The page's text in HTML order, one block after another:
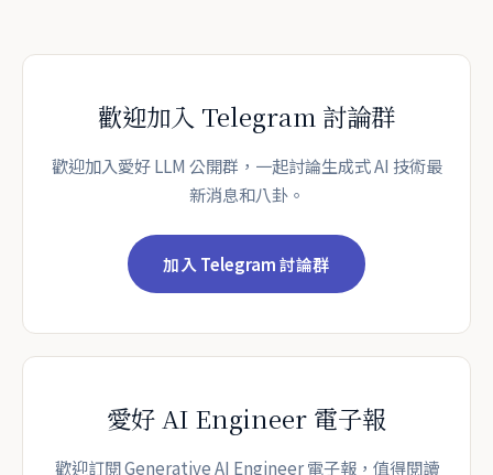
歡迎加入 Telegram 討論群
歡迎加入愛好 LLM 公開群，一起討論生成式 AI 技術最
新消息和八卦。
加入 Telegram 討論群
愛好 AI Engineer 電子報
歡迎訂閱 Generative AI Engineer 電子報，值得閱讀